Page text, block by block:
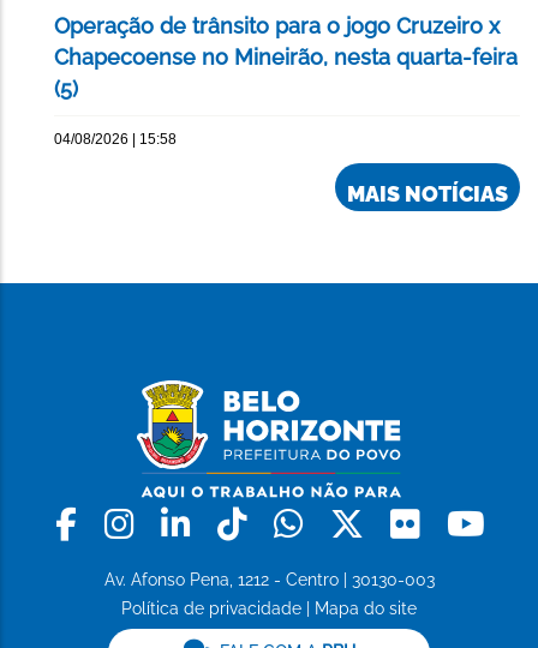
Operação de trânsito para o jogo Cruzeiro x
Chapecoense no Mineirão, nesta quarta-feira
(5)
04/08/2026 | 15:58
MAIS NOTÍCIAS
Facebook
Instagram
LinkedinTiktokWhatsapp
X Flickr
Av. Afonso Pena, 1212 - Centro | 30130-003
Política de privacidade
Mapa do site